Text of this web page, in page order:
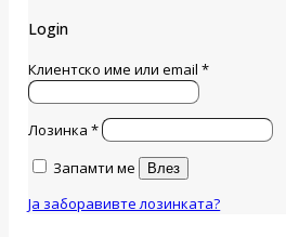
Login
Клиентско име или email*
Лозинка*
Запамти ме
Влез
Ја заборавивте лозинката?